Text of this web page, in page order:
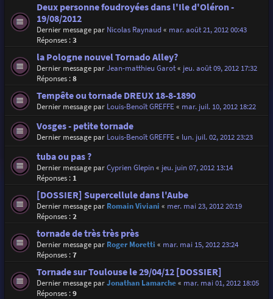
Deux personne foudroyées dans l'Ile d'Oléron -
19/08/2012
Dernier message par Nicolas Raynaud« mar. août 21, 2012 00:43
Réponses :3
la Pologne nouvel Tornado Alley?
Dernier message parJean-matthieu Garot« jeu. août 09, 2012 17:32
Réponses :8
Tempête ou tornade DREUX 18-8-1890
Dernier message par Louis-Benoît GREFFE« mar. juil. 10, 2012 18:22
Vosges - petite tornade
Dernier message par Louis-Benoît GREFFE« lun. juil. 02, 2012 23:23
tuba ou pas ?
Dernier message parCyprien Glepin« jeu. juin 07, 2012 13:14
Réponses : 1
[DOSSIER] Supercellule dans l'Aube
Dernier message par Romain Viviani « mer. mai 23, 2012 20:19
Réponses :2
tornade de très très près
Dernier message par Roger Moretti « mar. mai 15, 2012 23:24
Réponses :7
Tornade sur Toulouse le 29/04/12 [DOSSIER]
Dernier message parJonathan Lamarche« mar. mai 01, 2012 18:05
Réponses :9